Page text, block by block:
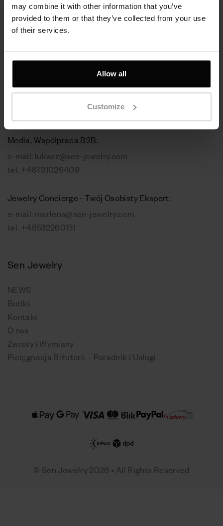
may combine it with other information that you’ve
provided to them or that they’ve collected from your use
of their services.
Allow all
Customize
Skontaktuj się z nami
Media, Współpraca B2B:
e-mail: lukasz@sen-jewelry.com
tel. +48731026409
Jewelry Concierge - Twój Osobisty Ekspert:
e-mail: marlena@sen-jewelry.com
tel. +48532260131
Sen Jewelry
NEWS
Butiki
Kontakt
O nas
Zwroty i Wymiany
Pielęgnacja Biżuterii – Poradnik i Usługi
© Sen Jewelry 2026 • All Rights Reserved